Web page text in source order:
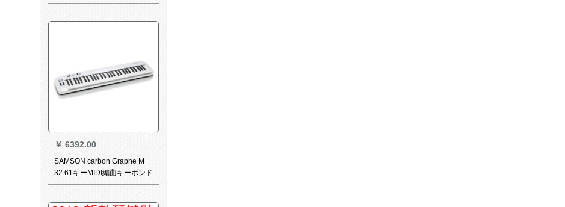
ワ-クククスタッド编曲キボン
￥ 6392.00
SAMSON carbon Graphe M
32 61キーMIDI編曲キーボンド
SAMSON Carbon 61